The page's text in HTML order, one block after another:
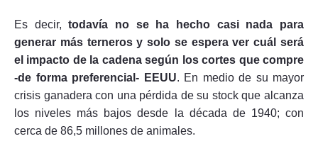
Es decir, todavía no se ha hecho casi nada para
generar más terneros y solo se espera ver cuál será
el impacto de la cadena según los cortes que compre
-de forma preferencial- EEUU. En medio de su mayor
crisis ganadera con una pérdida de su stock que alcanza
los niveles más bajos desde la década de 1940; con
cerca de 86,5 millones de animales.